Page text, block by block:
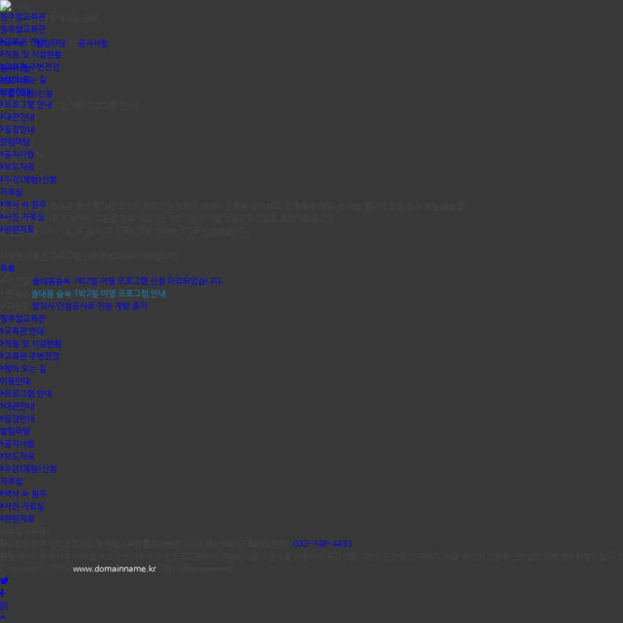
원주얼교육관
원주얼교육관
교육관 안내
직원 및 시설현황
교육관 주변전경
찾아 오는 길
이용안내
프로그램 안내
대관안내
일정안내
알림마당
공지사항
보도자료
수강(체험)신청
자료실
역사 속 원주
사진 자료실
관련자료
공지사항
역사와 문화가 함께하는 원주
Home>알림마당 공지사항
공지사항
보도자료
수강(체험)신청
솔내음 숲속 1박2일 야영 프로그램 안내
작성자
원주얼
등록일
2022.07.28
조회수
1337
전문가와 함께 솔내음 물씬 풍기는 곳에서 재미있는 지역의 역사와 문화를 알아보고, 전통문화 체험, 밤하늘 별자리 관찰 등의 체험 활동을
통해 가족 간 사랑과 우애의 그릇을 듬뿍 채워가는 1박 2일의 야영 체험프로그램을 계획하였습니다.
일정은 8월 20~21일(토,일)이며 가족단위로 선착순 5가족 신청받습니다.
목록
솔내음숲속 1박2일 야영 프로그램 신청 마감되었습니다.
솔내음 숲속 1박2일 야영 프로그램 안내
창의사 단청공사로 인한 개방 중지
원주얼교육관
교육관 안내
직원 및 시설현황
교육관 주변전경
찾아 오는 길
이용안내
프로그램 안내
대관안내
일정안내
알림마당
공지사항
보도자료
수강(체험)신청
자료실
역사 속 원주
사진 자료실
관련자료
033-748-4433
www.domainname.kr